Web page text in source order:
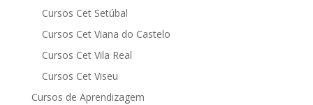
Cursos Cet Setúbal
Cursos Cet Viana do Castelo
Cursos Cet Vila Real
Cursos Cet Viseu
Cursos de Aprendizagem